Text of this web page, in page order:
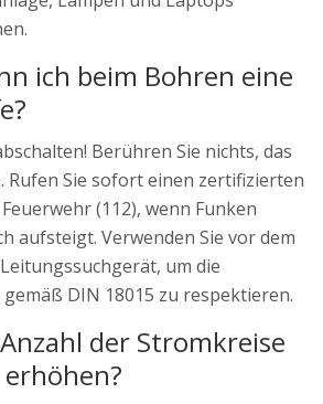
ich beim Bohren eine
Berühren Sie nichts, das
Rufen Sie sofort einen zertifizierten
(112), wenn Funken
aufsteigt. Verwenden Sie vor dem
um die
DIN 18015 zu respektieren.
der Stromkreise